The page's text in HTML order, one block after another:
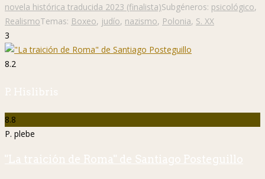
novela histórica traducida 2023 (finalista)Subgéneros: psicológico,
RealismoTemas: Boxeo, judío, nazismo, Polonia, S. XX
3
8.2
P. Hislibris
8.8
P. plebe
"La traición de Roma" de Santiago Posteguillo